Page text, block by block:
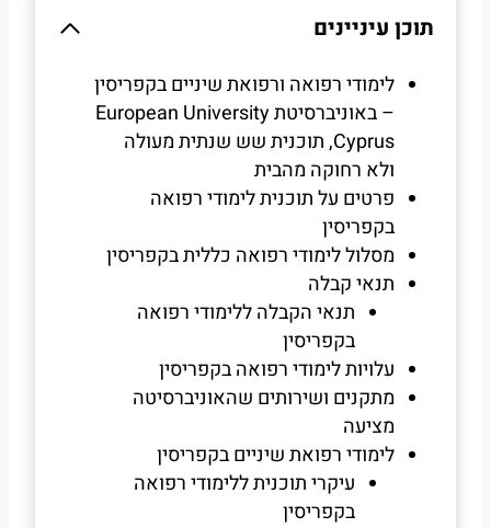
תוכן עיניינים
לימודי רפואה ורפואת שיניים בקפריסין
– באוניברסיטת European University
Cyprus, תוכנית שש שנתית מעולה
ולא רחוקה מהבית
פרטים על תוכנית לימודי רפואה
בקפריסין
מסלול לימודי רפואה כללית בקפריסין
תנאי קבלה
תנאי הקבלה ללימודי רפואה
בקפריסין
עלויות לימודי רפואה בקפריסין
מתקנים ושירותים שהאוניברסיטה
מציעה
לימודי רפואת שיניים בקפריסין
עיקרי תוכנית ללימודי רפואה
בקפריסין